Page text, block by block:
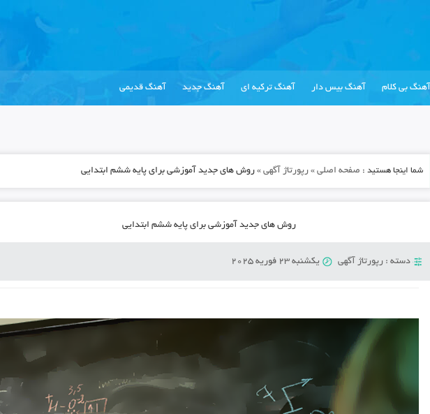
آهنگ بی کلام آهنگ بیس دار آهنگ ترکیه ای آهنگ جدید آهنگ قدیمی
شما اینجا هستید : صفحه اصلی» رپورتاژ آگهی» روش های جدید آموزشی برای پایه ششم ابتدایی
روش های جدید آموزشی برای پایه ششم ابتدایی
دسته : رپورتاژ آگهی یکشنبه 23 فوریه 2025